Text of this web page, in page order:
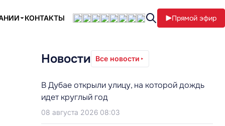
КОНТАКТЫ Прямой эфир
Новости Все новости
В Дубае открыли улицу, на которой дождь
идет круглый год
08 августа 2026 08:03